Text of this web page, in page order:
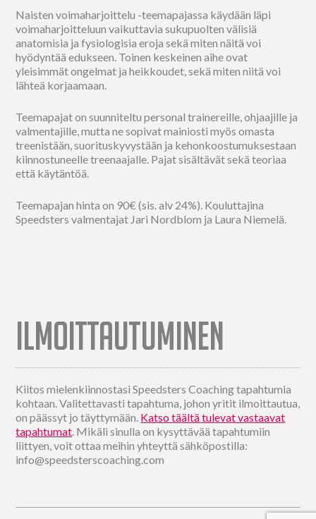
Naisten voimaharjoittelu -teemapajassa käydään läpi
voimaharjoitteluun vaikuttavia sukupuolten välisiä
anatomisia ja fysiologisia eroja sekä miten näitä voi
hyödyntää edukseen. Toinen keskeinen aihe ovat
yleisimmät ongelmat ja heikkoudet, sekä miten niitä voi
lähteä korjaamaan.
Teemapajat on suunniteltu personal trainereille, ohjaajille ja
valmentajille, mutta ne sopivat mainiosti myös omasta
treenistään, suorituskyvystään ja kehonkoostumuksestaan
kiinnostuneelle treenaajalle. Pajat sisältävät sekä teoriaa
että käytäntöä.
Teemapajan hinta on 90€ (sis. alv 24%). Kouluttajina
Speedsters valmentajat Jari Nordblom ja Laura Niemelä.
ILMOITTAUTUMINEN
Kiitos mielenkiinnostasi Speedsters Coaching tapahtumia
kohtaan. Valitettavasti tapahtuma, johon yritit ilmoittautua,
on päässyt jo täyttymään. Katso täältä tulevat vastaavat
tapahtumat. Mikäli sinulla on kysyttävää tapahtumiin
liittyen, voit ottaa meihin yhteyttä sähköpostilla:
info@speedsterscoaching.com